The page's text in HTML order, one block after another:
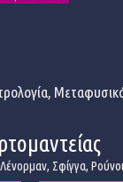
Σφίγγα,